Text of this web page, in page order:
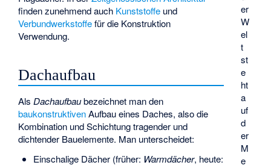
er
W
el
t
st
e
ht
a
uf
d
er
M
e
finden zunehmend auch Kunststoffe und
Verbundwerkstoffefür die Konstruktion
Verwendung.
Dachaufbau
AlsDachaufbaubezeichnet man den
baukonstruktivenAufbau eines Daches, also die
Kombination und Schichtung tragender und
dichtender Bauelemente. Man unterscheidet:
Einschalige Dächer(früher: Warmdächer, heute: